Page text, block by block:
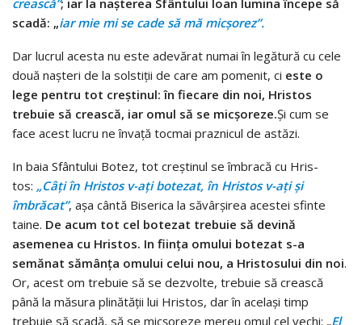
scadă: „iar mie mi se cade să mă micşorez”.
Dar lucrul acesta nu este adevărat numai în legătură cu cele
două naşteri de la solstiţii de care am pomenit, ci este o
lege pentru tot creştinul: în fiecare din noi, Hristos
trebuie să crească, iar omul să se micşoreze.Şi cum se
face acest lucru ne învaţă tocmai praznicul de astăzi.
In baia Sfântului Botez, tot creştinul se îmbracă cu Hris­
tos: „Câţi în Hristos v-aţi botezat, în Hristos v-aţi şi
îmbrăcat”, aşa cântă Biserica la săvârşirea acestei sfinte
taine. De acum tot cel botezat trebuie să devină
asemenea cu Hristos. In fiinţa omului botezat s-a
semănat sămânţa omului celui nou, a Hristosului din noi.
Or, acest om trebuie să se dezvolte, trebu­ie să crească
până la măsura plinătăţii lui Hristos, dar în acelaşi timp
trebuie să scadă, să se micşoreze mereu omul cel vechi: „El